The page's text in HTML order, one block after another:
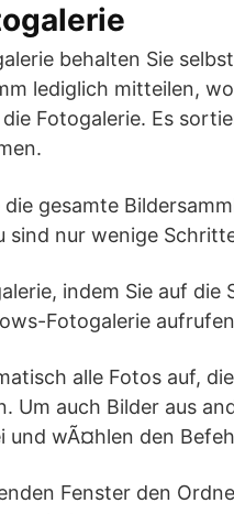
behalten Sie
lediglich mitteilen,
Fotogalerie. Es
gesamte
sind nur wenige
indem Sie auf
Fotogalerie
alle Fotos auf,
Um auch Bilder aus
und wÃ¤hlen den
Fenster den